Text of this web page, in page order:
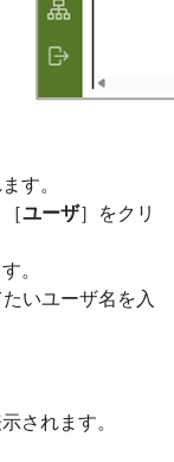
す。
ユーザ］をクリ
。
いユーザ名を入
されます。